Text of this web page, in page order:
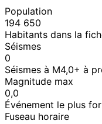
Population
194 650
Habitants dans la
Séismes
0
Séismes à M4,0+ à
Magnitude max
0,0
Événement le plus
Fuseau horaire